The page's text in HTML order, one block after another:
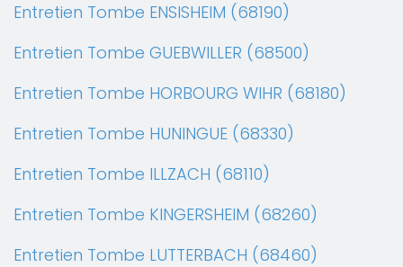
Entretien Tombe ENSISHEIM (68190)
Entretien Tombe GUEBWILLER (68500)
Entretien Tombe HORBOURG WIHR (68180)
Entretien Tombe HUNINGUE (68330)
Entretien Tombe ILLZACH (68110)
Entretien Tombe KINGERSHEIM (68260)
Entretien Tombe LUTTERBACH (68460)